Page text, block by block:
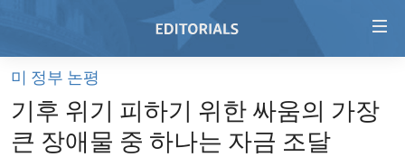
Skip
main
content
HOME
VIDEO
미 정부 논평
기후 위기 피하기 위한 싸움의 가장
큰 장애물 중 하나는 자금 조달